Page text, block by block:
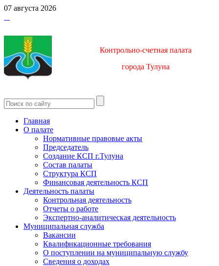
07 августа 2026
Контрольно-счетная палата
города Тулуна
Главная
О палате
Нормативные правовые акты
Председатель
Создание КСП г.Тулуна
Состав палаты
Структура КСП
Финансовая деятельность КСП
Деятельность палаты
Контрольная деятельность
Отчеты о работе
Экспертно-аналитическая деятельность
Муниципальная служба
Вакансии
Квалификационные требования
О поступлении на муниципальную службу
Сведения о доходах